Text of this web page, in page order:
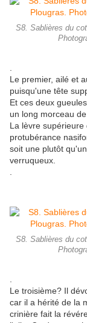
S8. Sablières du
Le premier, ailé et
puisqu'une tête
Et ces deux
un long morceau
La lèvre
protubérance
soit une plutôt
verruqueux.
S8. Sablières du
Le troisième? Il
car il a hérité de la
crinière fait la